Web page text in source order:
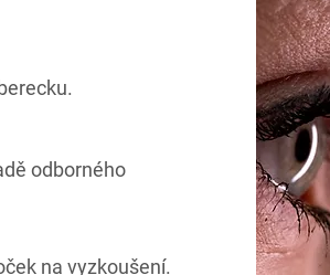
na vyzkoušení.
odborného